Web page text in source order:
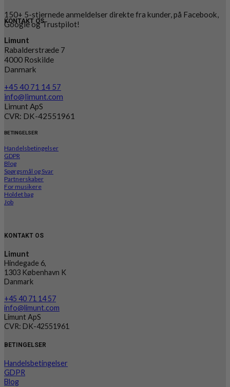
150+ 5-stjernede anmeldelser direkte fra kunder, på Facebook,
Google og Trustpilot!
KONTAKT OS
Limunt
Rabalderstræde 7
4000 Roskilde
Danmark
+45 40 71 14 57
info@limunt.com
Limunt ApS
CVR: DK-42551961
BETINGELSER
Handelsbetingelser
GDPR
Blog
Spørgsmål og Svar
Partnerskaber
For musikere
Holdet bag
Job
KONTAKT OS
Limunt
Hindegade 6,
1303 København K
Danmark
+45 40 71 14 57
info@limunt.com
Limunt ApS
CVR: DK-42551961
BETINGELSER
Handelsbetingelser
GDPR
Blog